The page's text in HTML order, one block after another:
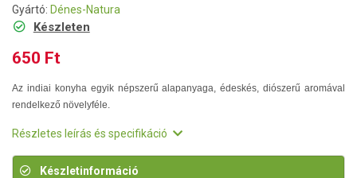
Gyártó: Dénes-Natura
Készleten
650 Ft
Az indiai konyha egyik népszerű alapanyaga, édeskés, diószerű aromával
rendelkező növelyféle.
Részletes leírás és specifikáció
Készletinformáció